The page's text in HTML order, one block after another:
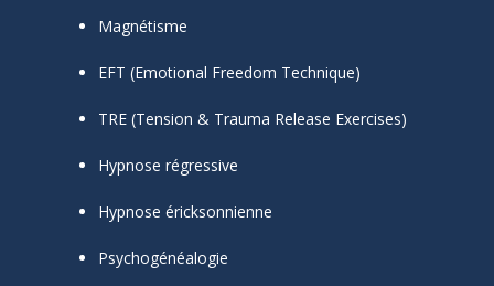
Magnétisme
EFT (Emotional Freedom Technique)
TRE (Tension & Trauma Release Exercises)
Hypnose régressive
Hypnose éricksonnienne
Psychogénéalogie